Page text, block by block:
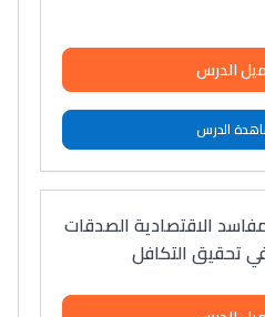
الدرس
الدرس
الاقتصادية الصدقات
تحقيق التكافل